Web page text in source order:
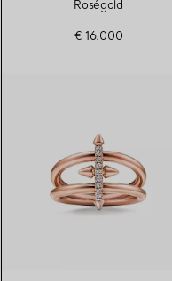
Roségold
€ 16.000